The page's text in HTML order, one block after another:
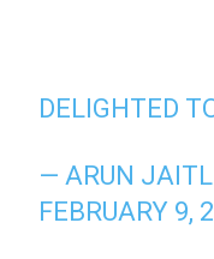
DELIGHTED
— ARUN
FEBRUARY 9,